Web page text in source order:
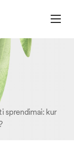
sprendimai: kur